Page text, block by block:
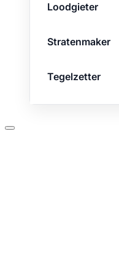
Loodgieter
Stratenmaker
Tegelzetter